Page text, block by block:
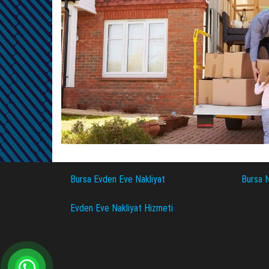
Bursa Evden Eve Nakliyat Bursa
Evden Eve Nakliyat Hizmeti